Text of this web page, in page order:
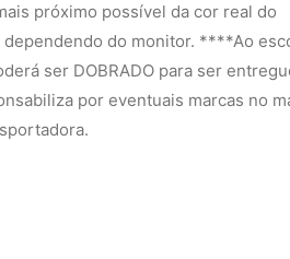
próximo possível da cor real do
dependendo do monitor. ****Ao
ser DOBRADO para ser
por eventuais marcas no